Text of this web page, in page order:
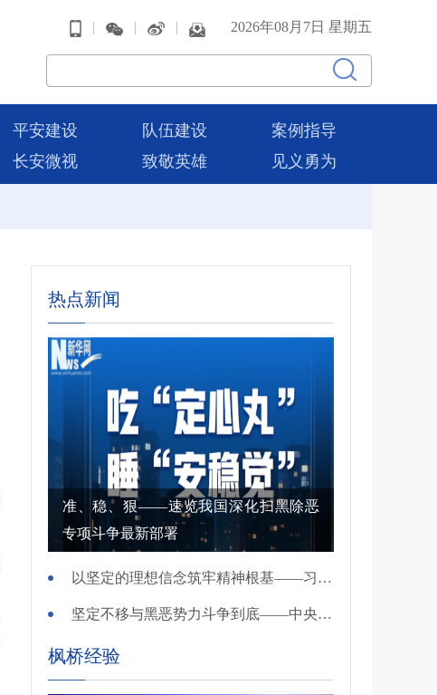
| | | 2026年08月7日 星期五
平安建设 队伍建设
案例指导
长安微视 致敬英雄 见义勇为
热点新闻
准、稳、狠——速览我国深化扫黑除恶
专项斗争最新部署
以坚定的理想信念筑牢精神根基——习近平党建思想理论品格系列述评之一
坚定不移与黑恶势力斗争到底——中央政法委负责同志就开展深化扫黑除恶专项斗争有关问题答记者问
枫桥经验